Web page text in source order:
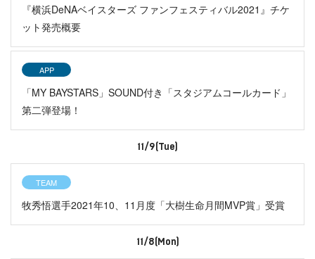
『横浜DeNAベイスターズ ファンフェスティバル2021』チケ
ット発売概要
APP
「MY BAYSTARS」SOUND付き「スタジアムコールカード」
第二弾登場！
11/9(Tue)
TEAM
牧秀悟選手2021年10、11月度「大樹生命月間MVP賞」受賞
11/8(Mon)